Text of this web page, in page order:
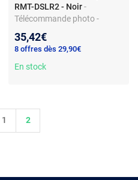
RMT-DSLR2 - Noir -
Télécommande photo -
Sony Alpha - pile AA
35,42€
8 offres dès 29,90€
En stock
1 2